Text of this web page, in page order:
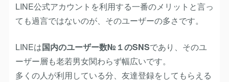
LINE公式アカウントを利用する一番のメリットと言っ
ても過言ではないのが、そのユーザーの多さです。
LINEは国内のユーザー数№１のSNSであり、そのユ
ーザー層も老若男女関わらず幅広いです。
多くの人が利用している分、友達登録をしてもらえる